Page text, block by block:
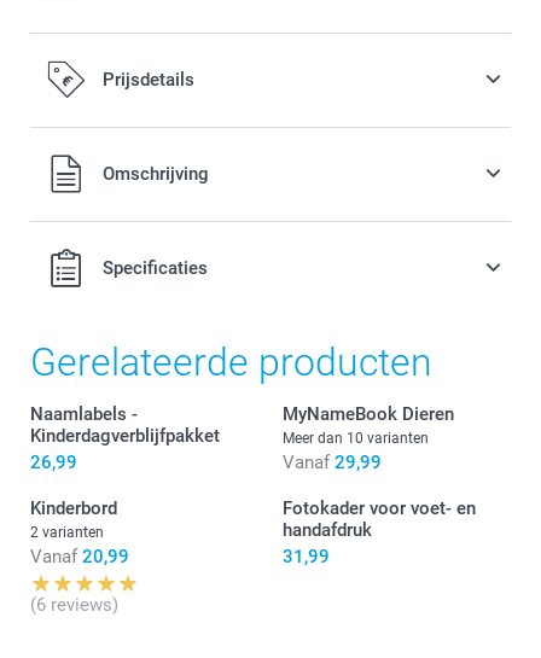
Prijsdetails
Alle prijzen zijn in EURO (€) inclusief BTW en exclusief
verzendkosten.Omschrijving
Specificaties
Gerelateerde producten
Naamlabels -
Kinderdagverblijfpakket
26,99
MyNameBook Dieren
Meer dan 10 varianten
Vanaf 29,99
Kinderbord
2 varianten
Vanaf 20,99
(6 reviews)
Fotokader voor voet- en
handafdruk
31,99